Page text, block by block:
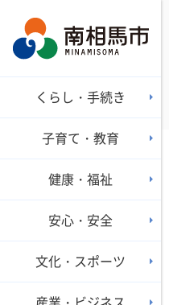
くらし・手続き
子育て・教育
健康・福祉
安心・安全
文化・スポーツ